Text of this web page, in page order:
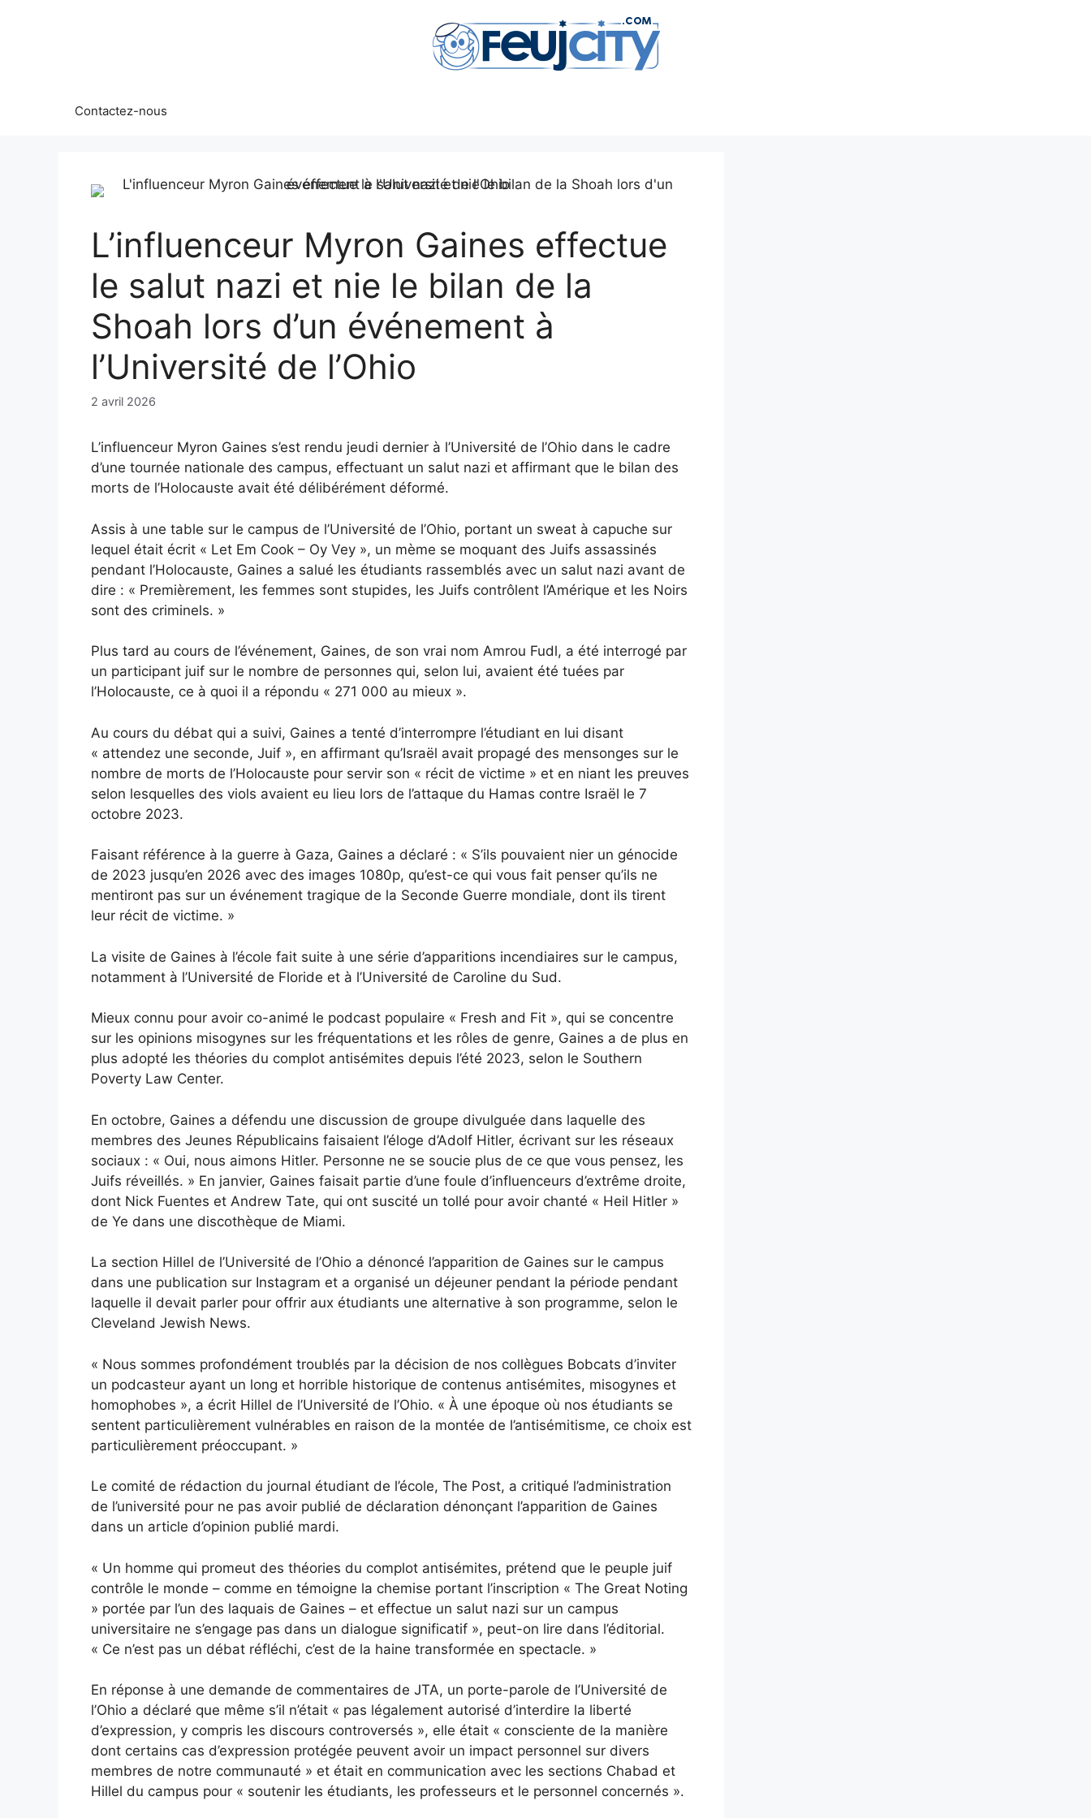
Contactez-nous
L’influenceur Myron Gaines effectue
le salut nazi et nie le bilan de la
Shoah lors d’un événement à
l’Université de l’Ohio
2 avril 2026
L’influenceur Myron Gaines s’est rendu jeudi dernier à l’Université de l’Ohio dans le cadre
d’une tournée nationale des campus, effectuant un salut nazi et affirmant que le bilan des
morts de l’Holocauste avait été délibérément déformé.
Assis à une table sur le campus de l’Université de l’Ohio, portant un sweat à capuche sur
lequel était écrit « Let Em Cook – Oy Vey », un mème se moquant des Juifs assassinés
pendant l’Holocauste, Gaines a salué les étudiants rassemblés avec un salut nazi avant de
dire : « Premièrement, les femmes sont stupides, les Juifs contrôlent l’Amérique et les Noirs
sont des criminels. »
Plus tard au cours de l’événement, Gaines, de son vrai nom Amrou Fudl, a été interrogé par
un participant juif sur le nombre de personnes qui, selon lui, avaient été tuées par
l’Holocauste, ce à quoi il a répondu « 271 000 au mieux ».
Au cours du débat qui a suivi, Gaines a tenté d’interrompre l’étudiant en lui disant
« attendez une seconde, Juif », en affirmant qu’Israël avait propagé des mensonges sur le
nombre de morts de l’Holocauste pour servir son « récit de victime » et en niant les preuves
selon lesquelles des viols avaient eu lieu lors de l’attaque du Hamas contre Israël le 7
octobre 2023.
Faisant référence à la guerre à Gaza, Gaines a déclaré : « S’ils pouvaient nier un génocide
de 2023 jusqu’en 2026 avec des images 1080p, qu’est-ce qui vous fait penser qu’ils ne
mentiront pas sur un événement tragique de la Seconde Guerre mondiale, dont ils tirent
leur récit de victime. »
La visite de Gaines à l’école fait suite à une série d’apparitions incendiaires sur le campus,
notamment à l’Université de Floride et à l’Université de Caroline du Sud.
Mieux connu pour avoir co-animé le podcast populaire « Fresh and Fit », qui se concentre
sur les opinions misogynes sur les fréquentations et les rôles de genre, Gaines a de plus en
plus adopté les théories du complot antisémites depuis l’été 2023, selon le Southern
Poverty Law Center.
En octobre, Gaines a défendu une discussion de groupe divulguée dans laquelle des
membres des Jeunes Républicains faisaient l’éloge d’Adolf Hitler, écrivant sur les réseaux
sociaux : « Oui, nous aimons Hitler. Personne ne se soucie plus de ce que vous pensez, les
Juifs réveillés. » En janvier, Gaines faisait partie d’une foule d’influenceurs d’extrême droite,
dont Nick Fuentes et Andrew Tate, qui ont suscité un tollé pour avoir chanté « Heil Hitler »
de Ye dans une discothèque de Miami.
La section Hillel de l’Université de l’Ohio a dénoncé l’apparition de Gaines sur le campus
dans une publication sur Instagram et a organisé un déjeuner pendant la période pendant
laquelle il devait parler pour offrir aux étudiants une alternative à son programme, selon le
Cleveland Jewish News.
« Nous sommes profondément troublés par la décision de nos collègues Bobcats d’inviter
un podcasteur ayant un long et horrible historique de contenus antisémites, misogynes et
homophobes », a écrit Hillel de l’Université de l’Ohio. « À une époque où nos étudiants se
sentent particulièrement vulnérables en raison de la montée de l’antisémitisme, ce choix est
particulièrement préoccupant. »
Le comité de rédaction du journal étudiant de l’école, The Post, a critiqué l’administration
de l’université pour ne pas avoir publié de déclaration dénonçant l’apparition de Gaines
dans un article d’opinion publié mardi.
« Un homme qui promeut des théories du complot antisémites, prétend que le peuple juif
contrôle le monde – comme en témoigne la chemise portant l’inscription « The Great Noting
» portée par l’un des laquais de Gaines – et effectue un salut nazi sur un campus
universitaire ne s’engage pas dans un dialogue significatif », peut-on lire dans l’éditorial.
« Ce n’est pas un débat réfléchi, c’est de la haine transformée en spectacle. »
En réponse à une demande de commentaires de JTA, un porte-parole de l’Université de
l’Ohio a déclaré que même s’il n’était « pas légalement autorisé d’interdire la liberté
d’expression, y compris les discours controversés », elle était « consciente de la manière
dont certains cas d’expression protégée peuvent avoir un impact personnel sur divers
membres de notre communauté » et était en communication avec les sections Chabad et
Hillel du campus pour « soutenir les étudiants, les professeurs et le personnel concernés ».